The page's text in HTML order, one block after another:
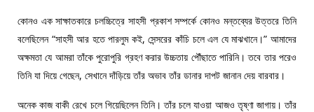
কোনও এক সাক্ষাতকারে চলচ্চিত্রে সাহসী প্রকাশ সম্পর্কে কোনও মন্তব্যের উত্তরে তিনি
বলেছিলেন “সাহসী আর হতে পারলুম কই, সেন্সরের কাঁচি চলে এল যে মাঝখানে।” আমাদের
অক্ষমতা যে আমরা তাঁকে পুরোপুরি গ্রহণ করার উচ্চতায় পৌঁছাতে পারিনি। তবে তার পরেও
তিনি যা দিয়ে গেছেন, সেখানে দাঁড়িয়ে তাঁর অভাব তাঁর ডানার দাপট জানান দেয় বারবার।
অনেক কাজ বাকী রেখে চলে গিয়েছিলেন তিনি। তাঁর চলে যাওয়া আজও তৃষ্ণা জাগায়। তাঁর